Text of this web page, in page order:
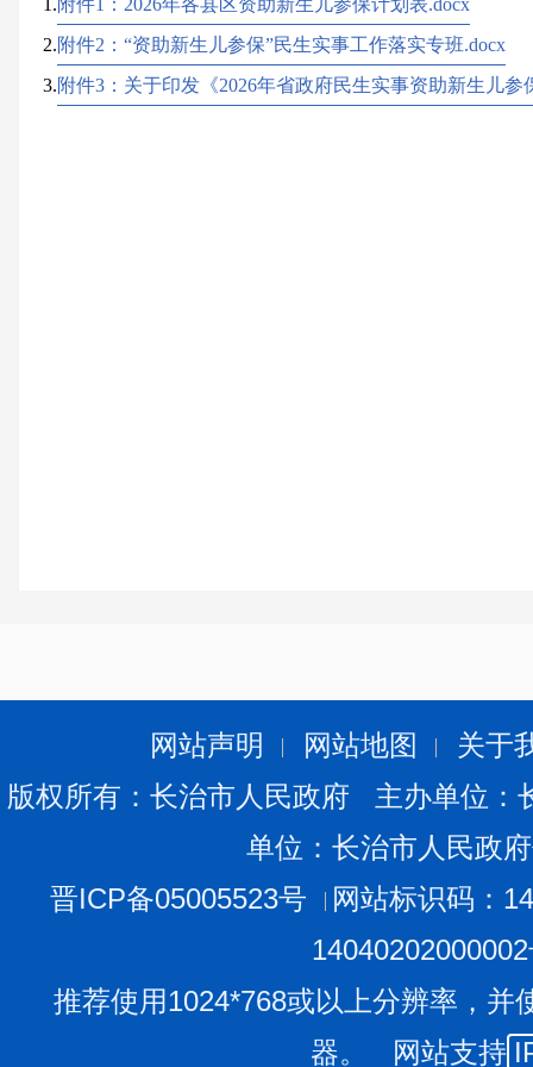
1.附件1：2026年各县区资助新生儿参保计划表.docx
2.附件2：“资助新生儿参保”民生实事工作落实专班.docx
3.附件3：关于印发《2026年省政府民生实事资助新生儿参
网站声明 网站地图
关于
版权所有：长治市人民政府 主办单位
单位：长治市人民政
晋ICP备05005523号
网站标识码：
推荐使用1024*768或以上分辨率，并
器。 网站支持